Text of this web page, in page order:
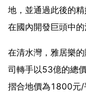
地，並通過此後的
在國內開發巨頭中的
在清水灣，雅居樂
司轉手以53億的總
摺合地價為1800元/